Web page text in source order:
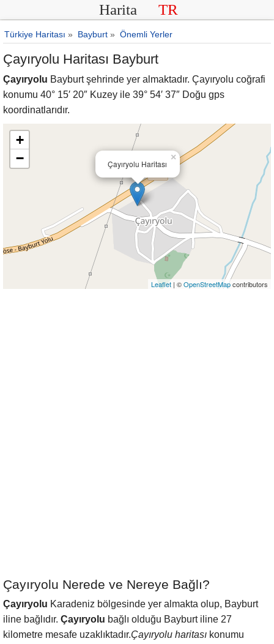
Harita TR
Türkiye Haritası » Bayburt » Önemli Yerler
Çayıryolu Haritası Bayburt
Çayıryolu Bayburt şehrinde yer almaktadır. Çayıryolu coğrafi
konumu 40° 15′ 20″ Kuzey ile 39° 54′ 37″ Doğu gps
koordinatlarıdır.
Çayıryolu Haritası
×
+
−
Leaflet | ©OpenStreetMapcontributors
Çayıryolu Nerede ve Nereye Bağlı?
Çayıryolu Karadeniz bölgesinde yer almakta olup, Bayburt
iline bağlıdır. Çayıryolu bağlı olduğu Bayburt iline 27
kilometre mesafe uzaklıktadır.Çayıryolu haritası konumu